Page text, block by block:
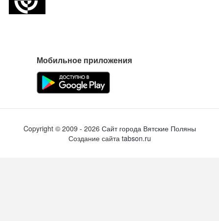
Мобильное приложения
Copyright © 2009 - 2026 Сайт города Вятские Поляны
Создание сайта tabson.ru